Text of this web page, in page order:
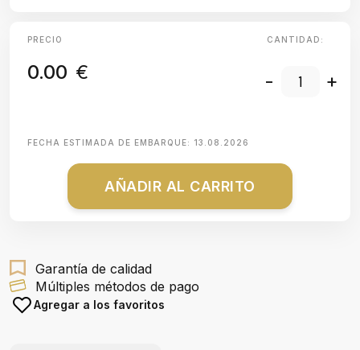
PRECIO
0.00 €
CANTIDAD:
- +
FECHA ESTIMADA DE EMBARQUE: 13.08.2026
AÑADIR AL CARRITO
Garantía de calidad
Múltiples métodos de pago
Agregar a los favoritos